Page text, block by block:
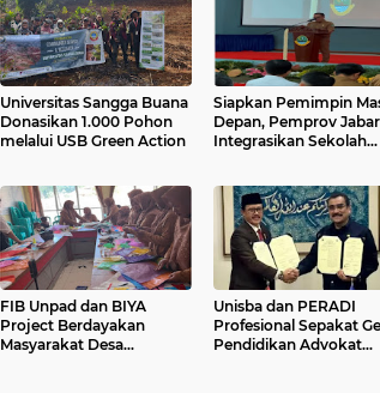
Universitas Sangga Buana
Donasikan 1.000 Pohon
melalui USB Green Action
Siapkan Pemimpin
Depan, Pemprov Jabar
Integrasikan Sekolah
FIB Unpad dan BIYA
Project Berdayakan
Masyarakat Desa
Unisba dan PERADI
Profesional Sepakat
Pendidikan Advokat